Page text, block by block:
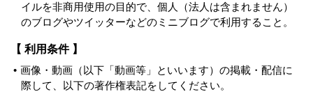
イルを非商用使用の目的で、個人（法人は含まれません）
のブログやツイッターなどのミニブログで利用すること。
【 利用条件 】
画像・動画（以下「動画等」といいます）の掲載・配信に
際して、以下の著作権表記をしてください。